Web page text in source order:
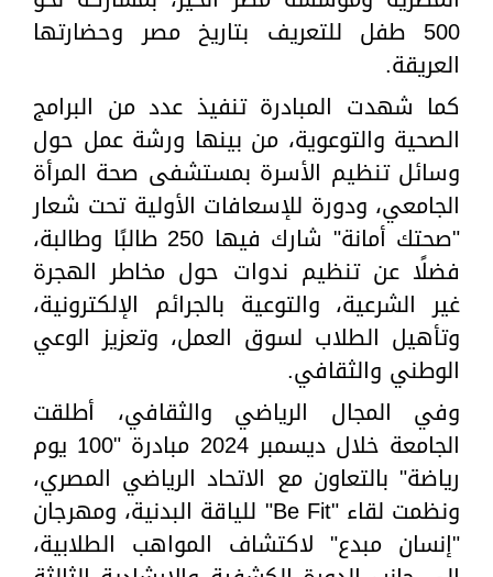
500 طفل للتعريف بتاريخ مصر وحضارتها
العريقة.
كما شهدت المبادرة تنفيذ عدد من البرامج
الصحية والتوعوية، من بينها ورشة عمل حول
وسائل تنظيم الأسرة بمستشفى صحة المرأة
الجامعي، ودورة للإسعافات الأولية تحت شعار
"صحتك أمانة" شارك فيها 250 طالبًا وطالبة،
فضلًا عن تنظيم ندوات حول مخاطر الهجرة
غير الشرعية، والتوعية بالجرائم الإلكترونية،
وتأهيل الطلاب لسوق العمل، وتعزيز الوعي
الوطني والثقافي.
وفي المجال الرياضي والثقافي، أطلقت
الجامعة خلال ديسمبر 2024 مبادرة "100 يوم
رياضة" بالتعاون مع الاتحاد الرياضي المصري،
ونظمت لقاء "Be Fit" للياقة البدنية، ومهرجان
"إنسان مبدع" لاكتشاف المواهب الطلابية،